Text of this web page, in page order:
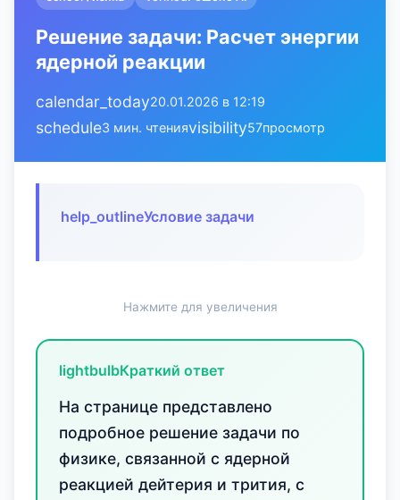
Решение задачи: Расчет энергии
ядерной реакции
calendar_today20.01.2026 в 12:19
schedule3 мин. чтенияvisibility57просмотр
help_outlineУсловие задачи
Нажмите для увеличения
lightbulbКраткий ответ
На странице представлено
подробное решение задачи по
физике, связанной с ядерной
реакцией дейтерия и трития, с